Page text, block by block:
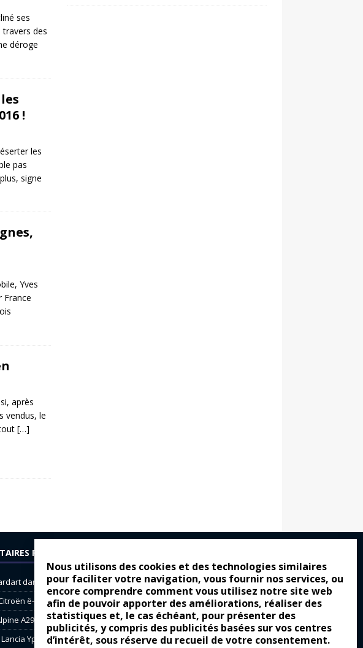
Nous utilisons des cookies et des technologies similaires
pour faciliter votre navigation, vous fournir nos services, ou
encore comprendre comment vous utilisez notre site web
afin de pouvoir apporter des améliorations, réaliser des
statistiques et, le cas échéant, pour présenter des
publicités, y compris des publicités basées sur vos centres
d’intérêt, sous réserve du recueil de votre consentement.
ses
travers des
déroge
!
les
pas
signe
Yves
France
après
vendus, le
[…]
RÉCENTS
dans
Dacia Sandero : pour les gens vrais
ë-C3 : la révolution a commencé
A290 : L’irrésistible attraction de la légèreté
Lancia Ypsilon : naturellement envoûtante ?